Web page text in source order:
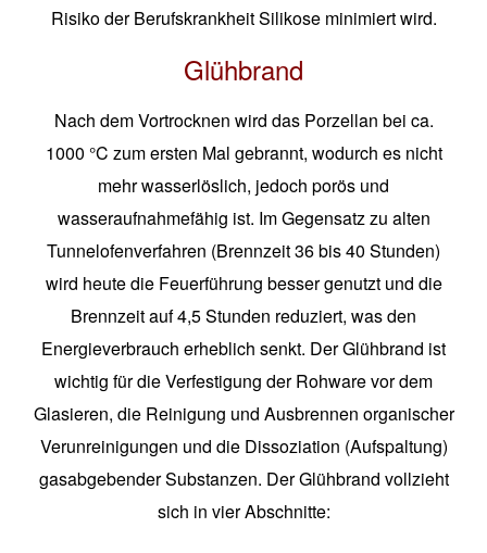
Risiko der Berufskrankheit Silikose minimiert wird.
Glühbrand
Nach dem Vortrocknen wird das Porzellan bei ca.
1000 °C zum ersten Mal gebrannt, wodurch es nicht
mehr wasserlöslich, jedoch porös und
wasseraufnahmefähig ist. Im Gegensatz zu alten
Tunnelofenverfahren (Brennzeit 36 bis 40 Stunden)
wird heute die Feuerführung besser genutzt und die
Brennzeit auf 4,5 Stunden reduziert, was den
Energieverbrauch erheblich senkt. Der Glühbrand ist
wichtig für die Verfestigung der Rohware vor dem
Glasieren, die Reinigung und Ausbrennen organischer
Verunreinigungen und die Dissoziation (Aufspaltung)
gasabgebender Substanzen. Der Glühbrand vollzieht
sich in vier Abschnitte: